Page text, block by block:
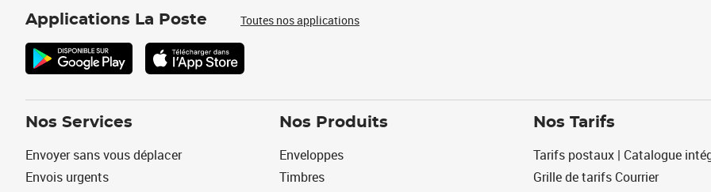
Applications La Poste Toutes nos applications
Nos Services
Envoyer sans vous déplacer
Envois urgents
Nos Produits
Enveloppes
Timbres
Nos Tarifs
Tarifs postaux | Catalogue
Grille de tarifs Courrier